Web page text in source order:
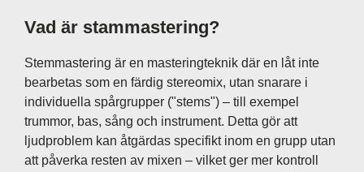
Vad är stammastering?
Stemmastering är en masteringteknik där en låt inte
bearbetas som en färdig stereomix, utan snarare i
individuella spårgrupper ("stems") – till exempel
trummor, bas, sång och instrument. Detta gör att
ljudproblem kan åtgärdas specifikt inom en grupp utan
att påverka resten av mixen – vilket ger mer kontroll